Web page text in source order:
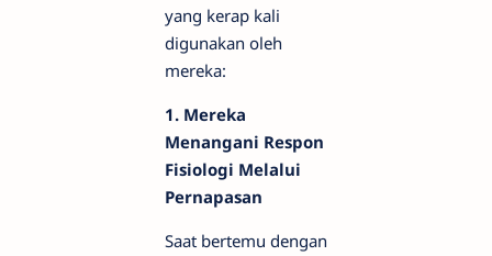
yang kerap kali
digunakan oleh
mereka:
1. Mereka
Menangani Respon
Fisiologi Melalui
Pernapasan
Saat bertemu dengan